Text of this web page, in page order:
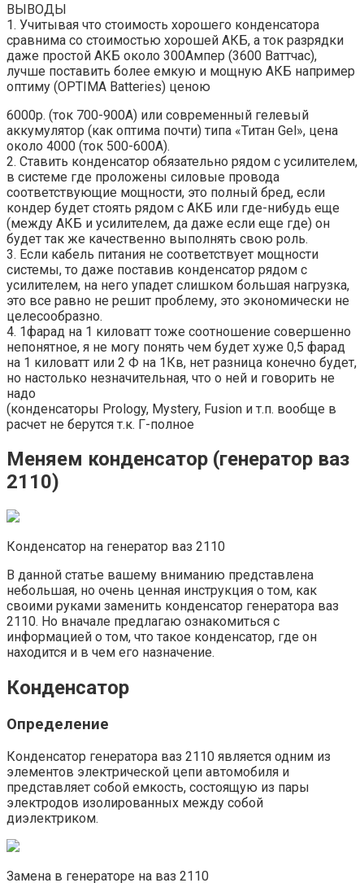
ВЫВОДЫ
1. Учитывая что стоимость хорошего конденсатора
сравнима со стоимостью хорошей АКБ, а ток разрядки
даже простой АКБ около 300Ампер (3600 Ваттчас),
лучше поставить более емкую и мощную АКБ например
оптиму (OPTIMA Batteries) ценою
6000р. (ток 700-900А) или современный гелевый
аккумулятор (как оптима почти) типа «Титан Gel», цена
около 4000 (ток 500-600А).
2. Ставить конденсатор обязательно рядом с усилителем,
в системе где проложены силовые провода
соответствующие мощности, это полный бред, если
кондер будет стоять рядом с АКБ или где-нибудь еще
(между АКБ и усилителем, да даже если еще где) он
будет так же качественно выполнять свою роль.
3. Если кабель питания не соответствует мощности
системы, то даже поставив конденсатор рядом с
усилителем, на него упадет слишком большая нагрузка,
это все равно не решит проблему, это экономически не
целесообразно.
4. 1фарад на 1 киловатт тоже соотношение совершенно
непонятное, я не могу понять чем будет хуже 0,5 фарад
на 1 киловатт или 2 Ф на 1Кв, нет разница конечно будет,
но настолько незначительная, что о ней и говорить не
надо
(конденсаторы Prology, Mystery, Fusion и т.п. вообще в
расчет не берутся т.к. Г-полное
Меняем конденсатор (генератор ваз
2110)
Конденсатор на генератор ваз 2110
В данной статье вашему вниманию представлена
небольшая, но очень ценная инструкция о том, как
своими руками заменить конденсатор генератора ваз
2110. Но вначале предлагаю ознакомиться с
информацией о том, что такое конденсатор, где он
находится и в чем его назначение.
Конденсатор
Определение
Конденсатор генератора ваз 2110 является одним из
элементов электрической цепи автомобиля и
представляет собой емкость, состоящую из пары
электродов изолированных между собой
диэлектриком.
Замена в генераторе на ваз 2110